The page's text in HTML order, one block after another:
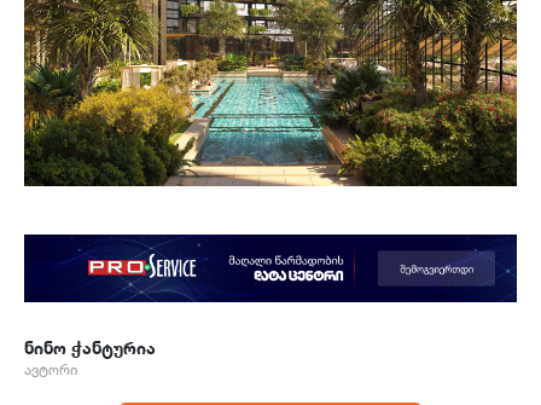
ნინო ჭანტურია
ავტორი